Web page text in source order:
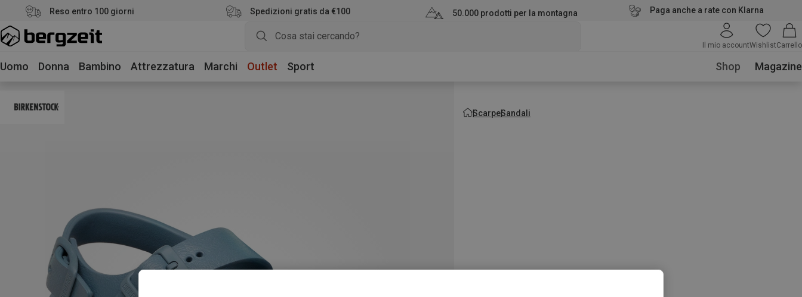
Reso entro 100 giorni Spedizioni gratis da €100 50.000 prodotti per la montagna Paga anche a rate con Klarna
Il mio accountWishlistCarrello
Uomo Donna Bambino Attrezzatura Marchi Outlet Sport Shop Magazine
ScarpeSandali